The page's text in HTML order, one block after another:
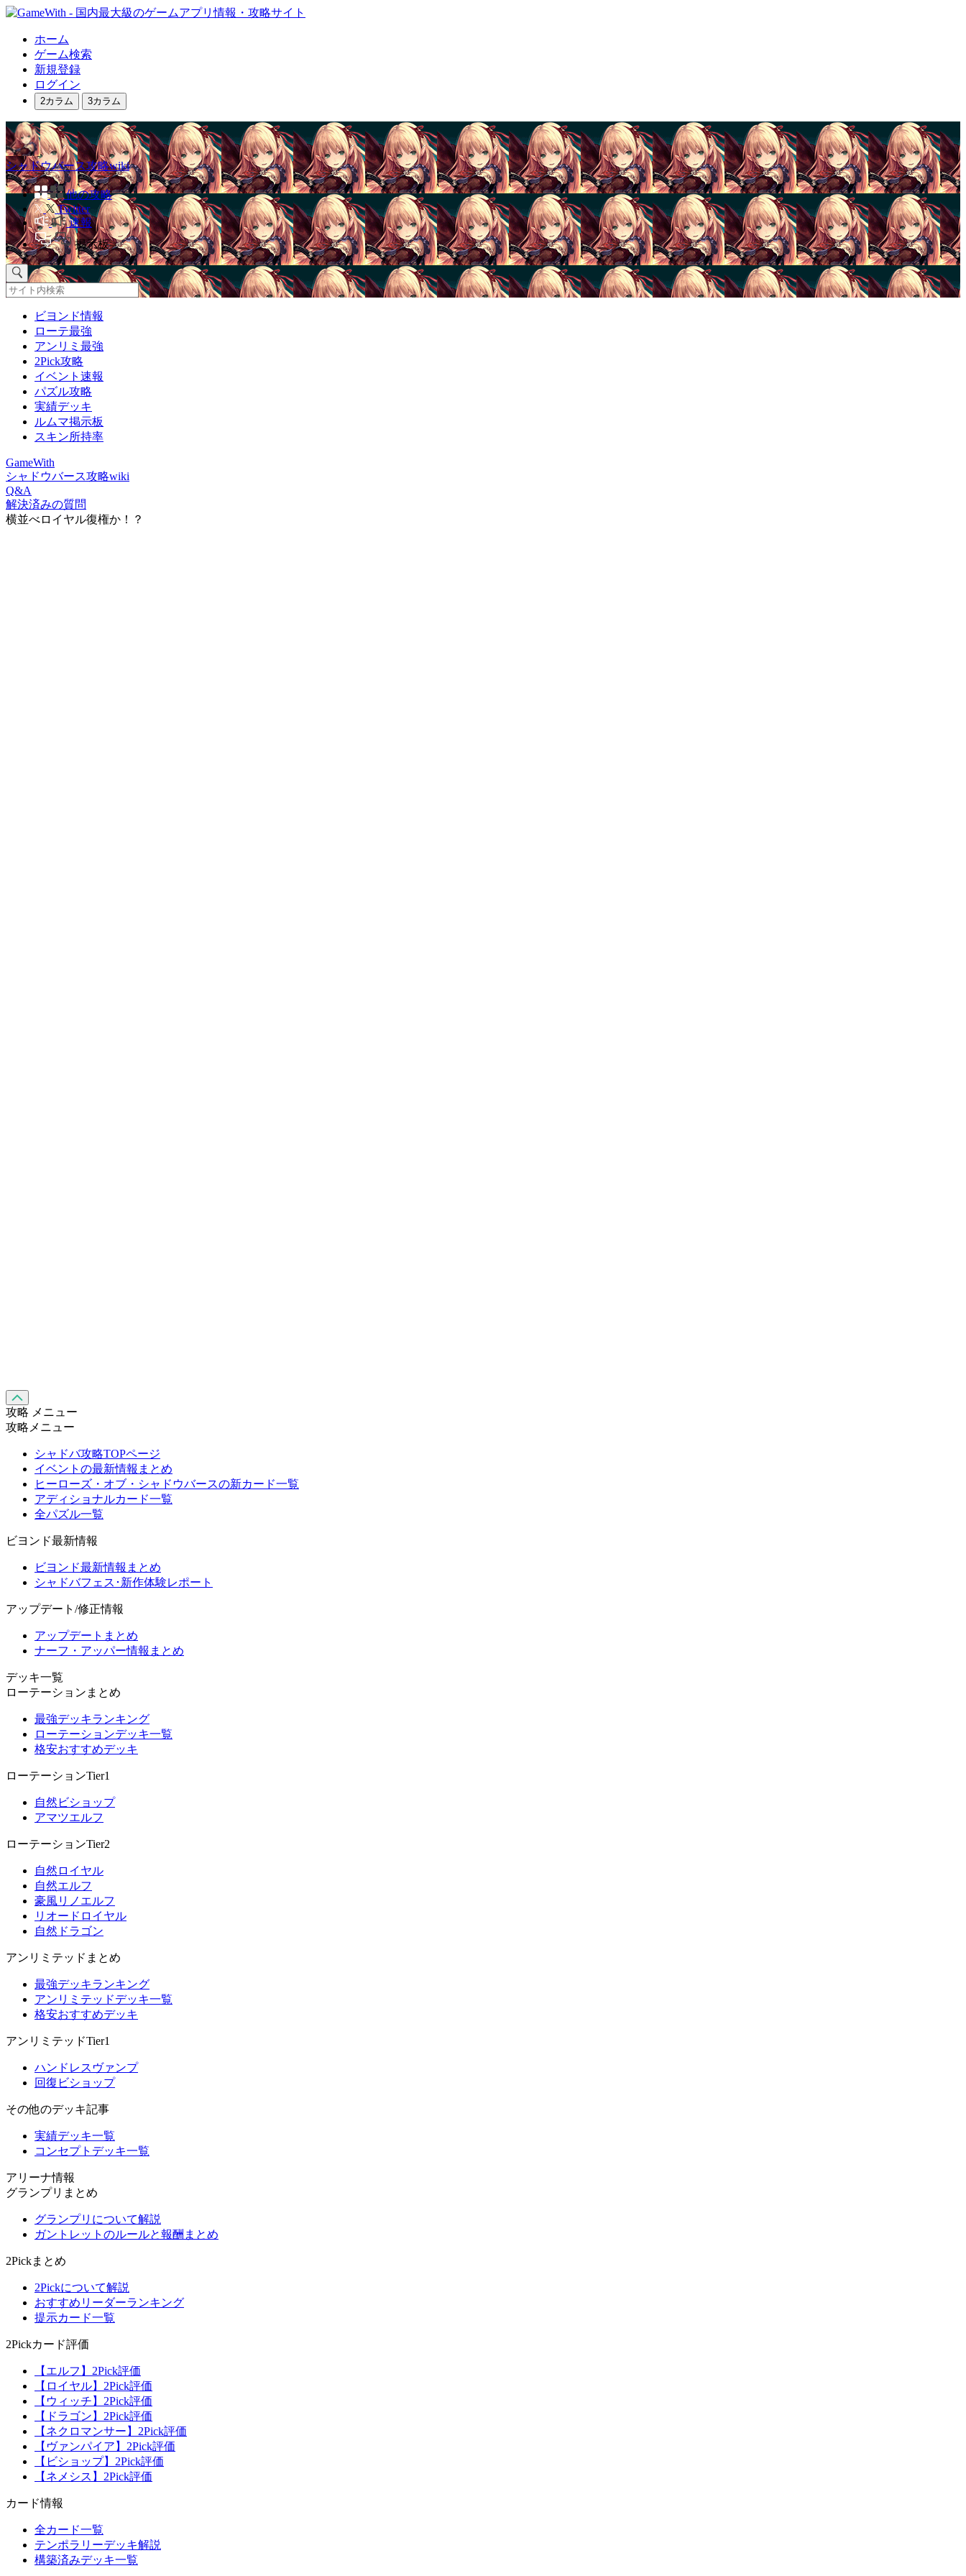
ホーム
ゲーム検索
新規登録
ログイン
2カラム 3カラム
シャドウバース攻略wiki
他の攻略
Twitter
速報
掲示板
ビヨンド情報
ローテ最強
アンリミ最強
2Pick攻略
イベント速報
パズル攻略
実績デッキ
ルムマ掲示板
スキン所持率
GameWith
シャドウバース攻略wiki
Q&A
解決済みの質問
横並べロイヤル復権か！？
攻略 メニュー
攻略メニュー
シャドバ攻略TOPページ
イベントの最新情報まとめ
ヒーローズ・オブ・シャドウバースの新カード一覧
アディショナルカード一覧
全パズル一覧
ビヨンド最新情報
ビヨンド最新情報まとめ
シャドバフェス･新作体験レポート
アップデート/修正情報
アップデートまとめ
ナーフ・アッパー情報まとめ
デッキ一覧
ローテーションまとめ
最強デッキランキング
ローテーションデッキ一覧
格安おすすめデッキ
ローテーションTier1
自然ビショップ
アマツエルフ
ローテーションTier2
自然ロイヤル
自然エルフ
豪風リノエルフ
リオードロイヤル
自然ドラゴン
アンリミテッドまとめ
最強デッキランキング
アンリミテッドデッキ一覧
格安おすすめデッキ
アンリミテッドTier1
ハンドレスヴァンプ
回復ビショップ
その他のデッキ記事
実績デッキ一覧
コンセプトデッキ一覧
アリーナ情報
グランプリまとめ
グランプリについて解説
ガントレットのルールと報酬まとめ
2Pickまとめ
2Pickについて解説
おすすめリーダーランキング
提示カード一覧
2Pickカード評価
【エルフ】2Pick評価
【ロイヤル】2Pick評価
【ウィッチ】2Pick評価
【ドラゴン】2Pick評価
【ネクロマンサー】2Pick評価
【ヴァンパイア】2Pick評価
【ビショップ】2Pick評価
【ネメシス】2Pick評価
カード情報
全カード一覧
テンポラリーデッキ解説
構築済みデッキ一覧